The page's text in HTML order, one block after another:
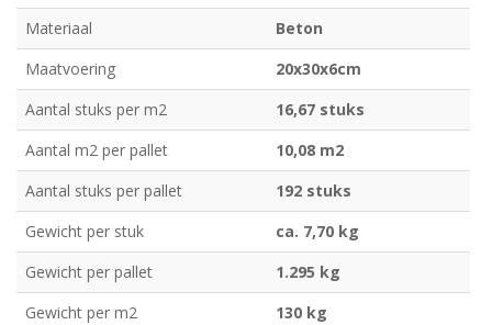
Materiaal
Beton
Maatvoering
20x30x6cm
Aantal stuks per m2
16,67 stuks
Aantal m2 per pallet
10,08 m2
Aantal stuks per pallet
192 stuks
Gewicht per stuk
ca. 7,70 kg
Gewicht per pallet
1.295 kg
Gewicht per m2
130 kg